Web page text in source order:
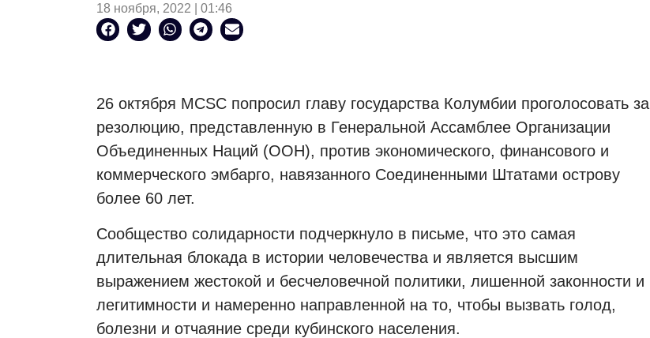
18 ноября, 2022 | 01:46
26 октября MCSC попросил главу государства Колумбии проголосовать за
резолюцию, представленную в Генеральной Ассамблее Организации
Объединенных Наций (ООН), против экономического, финансового и
коммерческого эмбарго, навязанного Соединенными Штатами острову
более 60 лет.
Сообщество солидарности подчеркнуло в письме, что это самая
длительная блокада в истории человечества и является высшим
выражением жестокой и бесчеловечной политики, лишенной законности и
легитимности и намеренно направленной на то, чтобы вызвать голод,
болезни и отчаяние среди кубинского населения.